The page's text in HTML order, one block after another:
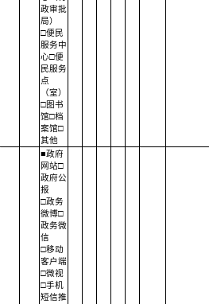
政审批
局）
□便民
服务中
心□便
民服务
点
（室）
□图书
馆□档
案馆□
其他
■政府
网站□
政府公
报
□政务
微博□
政务微
信
□移动
客户端
□微视
□手机
短信推